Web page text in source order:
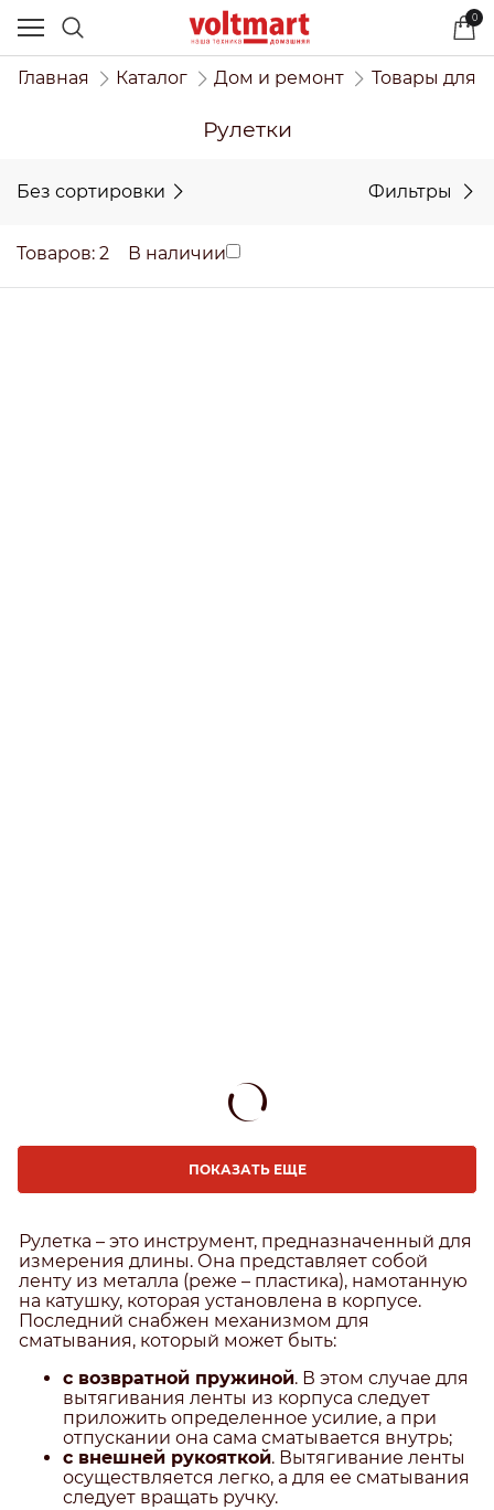
0
Главная Каталог Дом и ремонт Товары для
Рулетки
Без сортировки Фильтры
Товаров: 2 В наличии
ПОКАЗАТЬ ЕЩЕ
Рулетка – это инструмент, предназначенный для
измерения длины. Она представляет собой
ленту из металла (реже – пластика), намотанную
на катушку, которая установлена в корпусе.
Последний снабжен механизмом для
сматывания, который может быть:
с возвратной пружиной. В этом случае для
вытягивания ленты из корпуса следует
приложить определенное усилие, а при
отпускании она сама сматывается внутрь;
с внешней рукояткой. Вытягивание ленты
осуществляется легко, а для ее сматывания
следует вращать ручку.